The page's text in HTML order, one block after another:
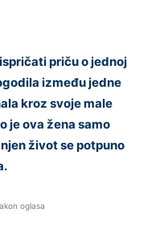
priču o jednoj
između jedne
kroz svoje male
je ova žena samo
život se potpuno
oglasa